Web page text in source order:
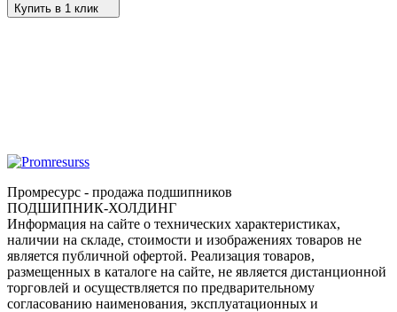
Купить в 1 клик
Промресурс - продажа подшипников
ПОДШИПНИК-ХОЛДИНГ
Информация на сайте о технических характеристиках,
наличии на складе, стоимости и изображениях товаров не
является публичной офертой. Реализация товаров,
размещенных в каталоге на сайте, не является дистанционной
торговлей и осуществляется по предварительному
согласованию наименования, эксплуатационных и